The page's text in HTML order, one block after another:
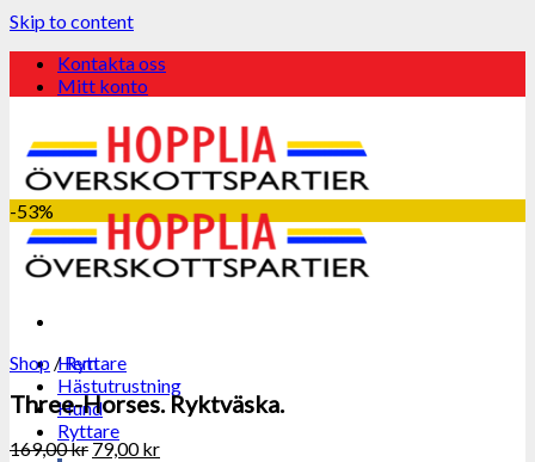
Skip to content
Kontakta oss
Mitt konto
Hem
Hästutrustning
Hund
Ryttare
-53%
Shop /Ryttare
Three-Horses. Ryktväska.
169,00kr 79,00kr